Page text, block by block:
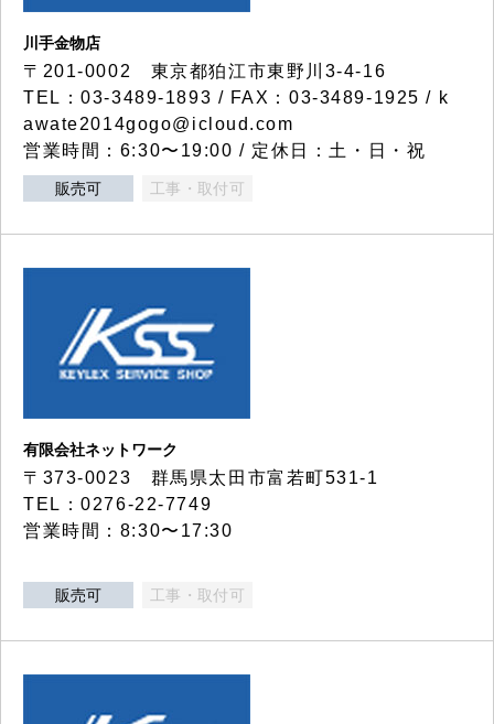
川手金物店
〒201-0002 東京都狛江市東野川3-4-16
TEL：03-3489-1893 / FAX：03-3489-1925 / k
awate2014gogo@icloud.com
営業時間：6:30〜19:00 / 定休日：土・日・祝
販売可 工事・取付可
有限会社ネットワーク
〒373-0023 群馬県太田市富若町531-1
TEL：0276-22-7749
営業時間：8:30〜17:30
販売可 工事・取付可